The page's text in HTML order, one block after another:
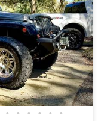
• • • • • •